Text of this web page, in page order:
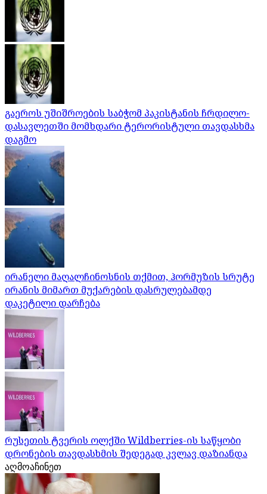
გაეროს უშიშროების საბჭომ პაკისტანის ჩრდილო-
დასავლეთში მომხდარი ტერორისტული თავდასხმა
დაგმო
ირანელი მაღალჩინოსნის თქმით, ჰორმუზის სრუტე
ირანის მიმართ მუქარების დასრულებამდე
დაკეტილი დარჩება
რუსეთის ტვერის ოლქში Wildberries-ის საწყობი
დრონების თავდასხმის შედეგად კვლავ დაზიანდა
აღმოაჩინეთ